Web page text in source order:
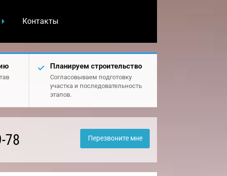
Контакты
Планируем строительство
Согласовываем подготовку
участка и последовательность
этапов.
78 Перезвоните мне